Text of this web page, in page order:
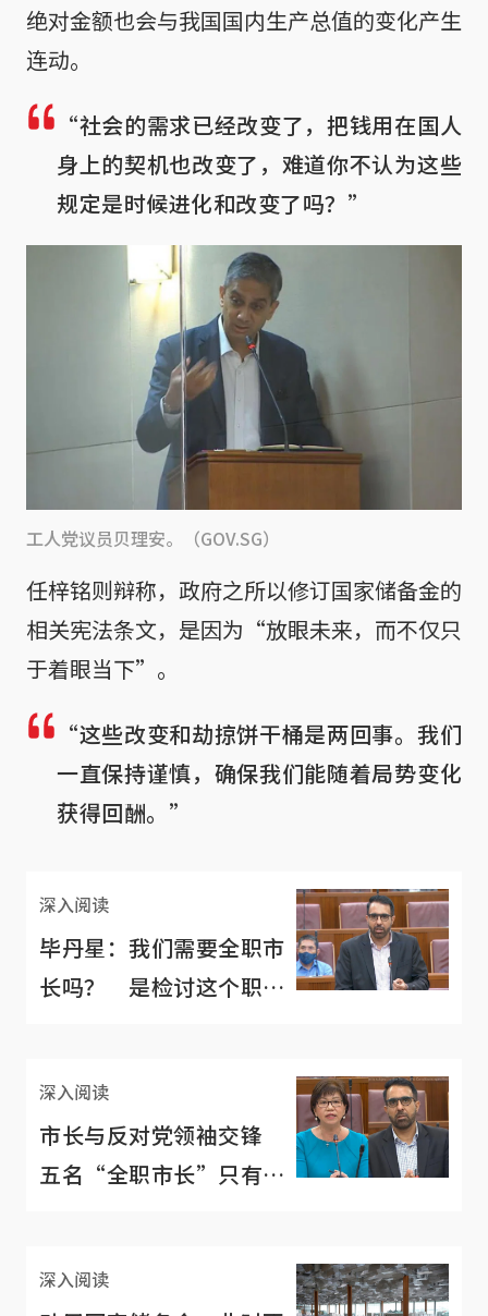
绝对金额也会与我国国内生产总值的变化产生
连动。
“社会的需求已经改变了，把钱用在国人
身上的契机也改变了，难道你不认为这些
规定是时候进化和改变了吗？”
工人党议员贝理安。（GOV.SG）
任梓铭则辩称，政府之所以修订国家储备金的
相关宪法条文，是因为“放眼未来，而不仅只
于着眼当下”。
“这些改变和劫掠饼干桶是两回事。我们
一直保持谨慎，确保我们能随着局势变化
获得回酬。”
深入阅读
毕丹星：我们需要全职市
长吗？ 是检讨这个职位
深入阅读
市长与反对党领袖交锋
五名“全职市长”只有一
深入阅读